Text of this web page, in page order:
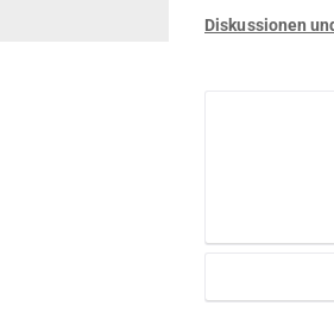
Diskussionen